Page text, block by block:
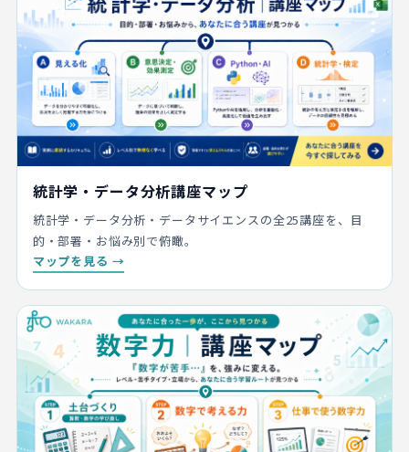
統計学・データ分析講座マップ
統計学・データ分析・データサイエンスの全25講座を、目
的・部署・お悩み別で俯瞰。
マップを見る →